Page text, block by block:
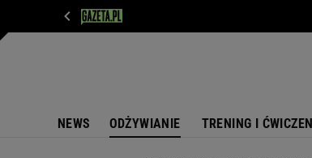
NEWS ODŻYWIANIE TRENING I